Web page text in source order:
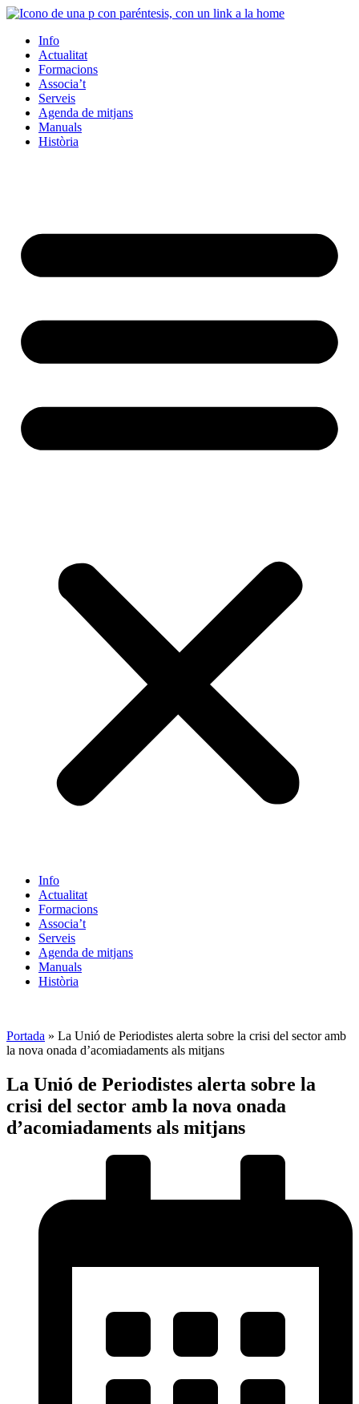
Info
Actualitat
Formacions
Associa’t
Serveis
Agenda de mitjans
Manuals
Història
Info
Actualitat
Formacions
Associa’t
Serveis
Agenda de mitjans
Manuals
Història
Portada » La Unió de Periodistes alerta sobre la crisi del sector amb
la nova onada d’acomiadaments als mitjans
La Unió de Periodistes alerta sobre la
crisi del sector amb la nova onada
d’acomiadaments als mitjans